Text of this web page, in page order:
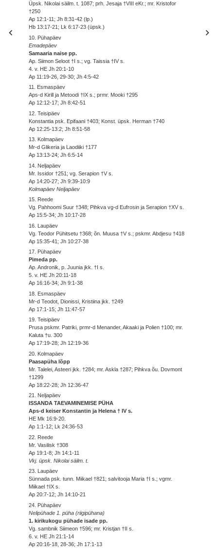
Üpsk. Nikolai säilm. t. 1087; prh. Jesaja †VIII eKr.; mr. Kristofor
†250
Ap 12:1-11; Jh 8:31-42 (lp.)
Hb 13:17-21; Lk 6:17-23 (üpsk.)
10. Pühapäev
Emadepäev
Samaaria naise pp.
Ap. Siimon Seloot †I s.; vg. Taissia †IV s.
4. v. HE Jh 20:1-10
Ap 11:19-26, 29-30; Jh 4:5-42
11. Esmaspäev
Aps-d Kirill ja Metoodi †IX s.; prmr. Mooki †295
Ap 12:12-17; Jh 8:42-51
12. Teisipäev
Konstantia psk. Epifaani †403; Konst. üpsk. Herman †740
Ap 12:25-13:2; Jh 8:51-58
13. Kolmapäev
Mr-d Glikeria ja Laodiiki †177
Ap 13:13-24; Jh 6:5-14
14. Neljapäev
Mr. Issidor †251; vg. Serapion †V s.
Ap 14:20-27; Jh 9:39-10:9
Kolmapäev Neljapäev
15. Reede
Vg. Pahhoomi Suur †348; Pihkva vg-d Eufrosin ja Serapion †XV s.
Ap 15:5-34; Jh 10:17-28
16. Laupäev
Vg. Teodor Pühitsetu †368; õn. Muusa †V s.; pskmr. Abdjesu †418
Ap 15:35-41; Jh 10:27-38
17. Pühapäev
Pimeda pp.
Ap. Andronik, p. Juunia jkk. †I s.
5. v. HE Jh 20:11-18
Ap 16:16-34; Jh 9:1-38
18. Esmaspäev
Mr-d Teodot, Dionissi, Kristiina jkk. †249
Ap 17:1-15; Jh 11:47-57
19. Teisipäev
Prusa pskmr. Patriki, prmr-d Menander, Akaaki ja Polien †100; mr.
Kaluta †u. 300
Ap 17:19-28; Jh 12:19-36
20. Kolmapäev
Paasapüha lõpp
Mr. Talelei, Asteeri jkk. †284; mr. Askla †287; Pihkva õu. Dovmont
†1299
Ap 18:22-28; Jh 12:36-47
21. Neljapäev
ISSANDA TAEVAMINEMISE PÜHA
Aps-d keiser Konstantin ja Helena † IV s.
HE Mk 16:9-20.
Ap 1:1-12; Lk 24:36-53
22. Reede
Mr. Vasilisk †308
Ap 19:1-8; Jh 14:1-11
Vkj. üpsk. Nikolai säilm. t.
23. Laupäev
Sünnada psk. tunn. Miikael †821; salvitooja Maria †I s.; vgmr.
Miikael †IX s.
Ap 20:7-12; Jh 14:10-21
24. Pühapäev
Nelipühade 1. püha (riigipühana)
1. kirikukogu pühade isade pp.
Vg. sambnik Siimeon †596; mr. Kristjan †II s.
6. v. HE Jh 21:1-14
Ap 20:16-18, 28-36; Jh 17:1-13